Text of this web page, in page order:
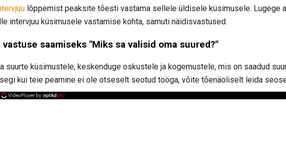
lõppemist peaksite tõesti vastama sellele üldisele küsimusele. Lugege
intervjuu küsimusele vastamise kohta, samuti näidisvastused.
saamiseks "Miks sa valisid oma suured?"
suurte küsimustele, keskenduge oskustele ja kogemustele, mis on saadud
kui teie peamine ei ole otseselt seotud tööga, võite tõenäoliselt leida